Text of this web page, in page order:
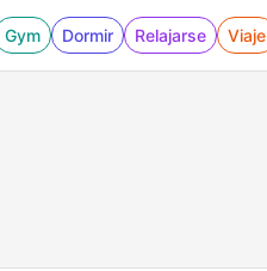
Gym Dormir Relajarse Viaje